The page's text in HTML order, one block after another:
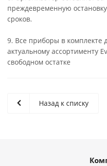
преждевременную
сроков.
9. Все приборы в комплекте
актуальному ассортименту
свободном остатке
Назад к списку